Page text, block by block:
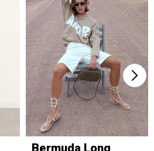
Bermuda Long